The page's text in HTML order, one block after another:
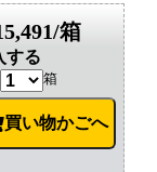
箱
する
箱
買い物かごへ